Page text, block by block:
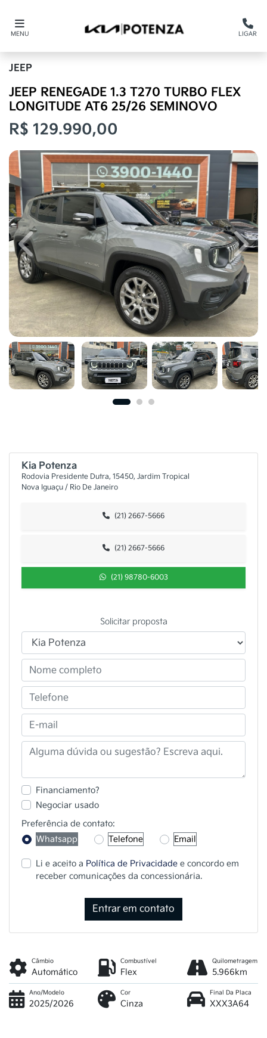
MENU LIGAR
JEEP
JEEP RENEGADE 1.3 T270 TURBO FLEX
LONGITUDE AT6 25/26 SEMINOVO
R$ 129.990,00
Previous Next
Kia Potenza
Rodovia Presidente Dutra, 15450, Jardim Tropical
Nova Iguaçu / Rio De Janeiro
(21) 2667-5666
(21) 2667-5666
(21) 98780-6003
Solicitar proposta
Financiamento?
Negociar usado
Preferência de contato:
Whatsapp
Telefone Email
Li e aceito a Política de Privacidade e concordo em
receber comunicações da concessionária.
Entrar em contato
Câmbio
Automático
Combustível
Flex
Quilometragem
5.966km
Ano/Modelo
2025/2026
Cor
Cinza
Final Da Placa
XXX3A64